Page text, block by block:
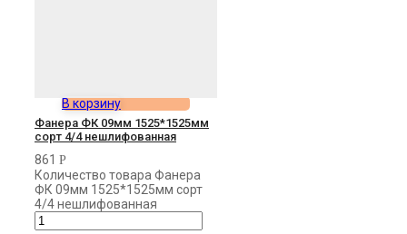
В корзину
Фанера ФК 09мм 1525*1525мм
сорт 4/4 нешлифованная
861 Р
Количество товара Фанера
ФК 09мм 1525*1525мм сорт
4/4 нешлифованная